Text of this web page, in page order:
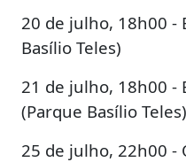
20 de julho, 18h00 -
Basílio Teles)
21 de julho, 18h00 -
(Parque Basílio Teles)
25 de julho, 22h00 -